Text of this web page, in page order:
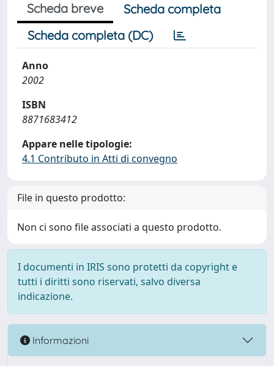
Scheda breve
Scheda completa
Scheda completa (DC)
Anno
2002
ISBN
8871683412
Appare nelle tipologie:
4.1 Contributo in Atti di convegno
File in questo prodotto:
Non ci sono file associati a questo prodotto.
I documenti in IRIS sono protetti da copyright e
tutti i diritti sono riservati, salvo diversa
indicazione.
Informazioni